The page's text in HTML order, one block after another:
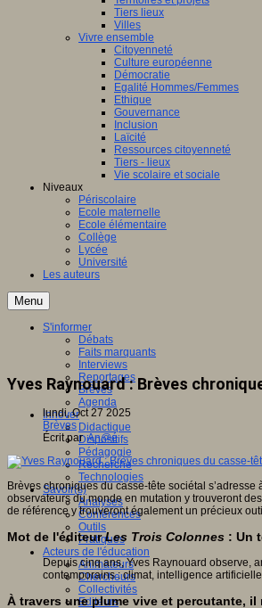
Tiers lieux
Villes
Vivre ensemble
Citoyenneté
Culture européenne
Démocratie
Egalité Hommes/Femmes
Ethique
Gouvernance
Inclusion
Laïcité
Ressources citoyenneté
Tiers - lieux
Vie scolaire et sociale
Niveaux
Périscolaire
Ecole maternelle
Ecole élémentaire
Collège
Lycée
Université
Les auteurs
Menu
S'informer
Débats
Faits marquants
Interviews
Reportages
Brèves
Agenda
Innover
Didactique
Dispositifs
Pédagogie
Recherche
Technologies
Savoir(s)
Analyses
Conférences
Outils
Pratiques
Acteurs de l'éducation
Animateurs
Chercheurs
Collectivités
Editeurs
Yves Raynouard : Brèves
lundi, Oct 27 2025
Brèves
Écrit parAn@é
Brèves chroniques du casse-tête sociétal
observateurs du monde en mutation y trouveront
de référence y trouveront également un précieux
Mot de l'éditeurLes Trois Colonnes : Un
Depuis cinq ans, Yves Raynouard observe,
contemporains : climat, intelligence
À travers une plume vive et percutante,